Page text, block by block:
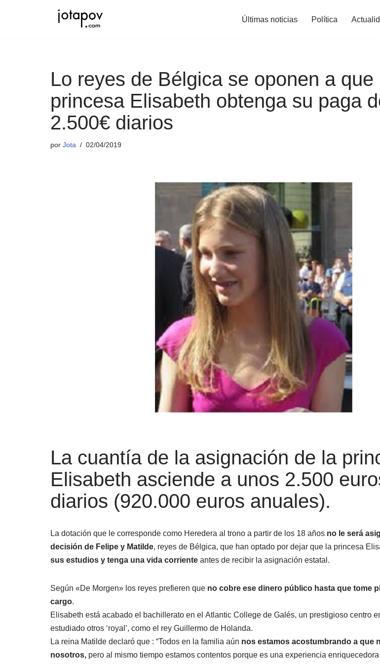
Últimas noticias Política
Lo reyes de Bélgica se oponen a que
princesa Elisabeth obtenga su paga
2.500€ diarios
por Jota 02/04/2019
La cuantía de la asignación de la
Elisabeth asciende a unos 2.500
diarios (920.000 euros anuales).
La dotación que le corresponde como Heredera al trono a partir de los 18 años no le será
decisión de Felipe y Matilde, reyes de Bélgica, que han optado por dejar que la princesa
sus estudios y tenga una vida corriente antes de recibir la asignación estatal.
Según «De Morgen» los reyes prefieren que no cobre ese dinero público hasta que tome
cargo.
Elisabeth está acabado el bachillerato en el Atlantic College de Galés, un prestigioso centro
estudiado otros ‘royal’, como el rey Guillermo de Holanda.
La reina Matilde declaró que : “Todos en la familia aún nos estamos acostumbrando a que
nosotros, pero al mismo tiempo estamos contentos porque es una experiencia